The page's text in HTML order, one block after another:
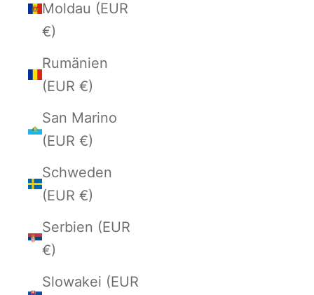
Moldau (EUR
€)
Rumänien
(EUR €)
San Marino
(EUR €)
Schweden
(EUR €)
Serbien (EUR
€)
Slowakei (EUR